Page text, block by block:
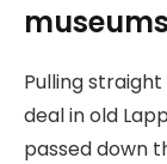
museums
Pulling
deal in old
passed down